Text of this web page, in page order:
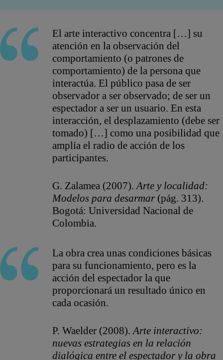
El arte interactivo concentra […] su
atención en la observación del
comportamiento (o patrones de
comportamiento) de la persona que
interactúa. El público pasa de ser
observador a ser observado; de ser un
espectador a ser un usuario. En esta
interacción, el desplazamiento (debe ser
tomado) […] como una posibilidad que
amplía el radio de acción de los
participantes.
G. Zalamea (2007).Arte y localidad:
Modelos para desarmar (pág. 313).
Bogotá: Universidad Nacional de
Colombia.
La obra crea unas condiciones básicas
para su funcionamiento, pero es la
acción del espectador la que
proporcionará un resultado único en
cada ocasión.
P. Waelder (2008).Arte interactivo:
nuevas estrategias en la relación
dialógica entre el espectador y la obra